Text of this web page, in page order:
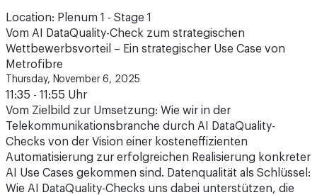
Location: Plenum 1 - Stage 1
Vom AI DataQuality-Check zum strategischen
Wettbewerbsvorteil – Ein strategischer Use Case von
Metrofibre
Thursday, November 6, 2025
11:35 - 11:55 Uhr
Vom Zielbild zur Umsetzung: Wie wir in der
Telekommunikationsbranche durch AI DataQuality-
Checks von der Vision einer kosteneffizienten
Automatisierung zur erfolgreichen Realisierung konkreter
AI Use Cases gekommen sind. Datenqualität als Schlüssel:
Wie AI DataQuality-Checks uns dabei unterstützen, die